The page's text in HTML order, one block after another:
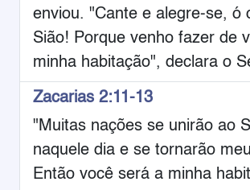
enviou. "Cante e alegre-se, ó
Sião! Porque venho fazer de
minha habitação", declara o
Zacarias 2:11-13
"Muitas nações se unirão ao
naquele dia e se tornarão
Então você será a minha